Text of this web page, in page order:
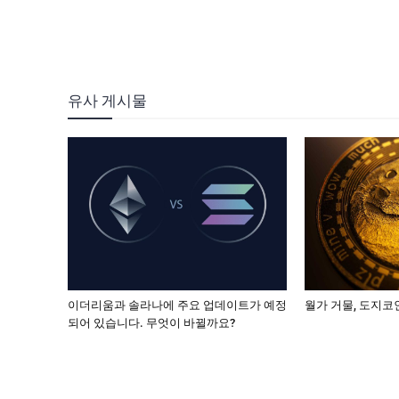
유사 게시물
이더리움과 솔라나에 주요 업데이트가 예정
되어 있습니다. 무엇이 바뀔까요?
월가 거물, 도지코